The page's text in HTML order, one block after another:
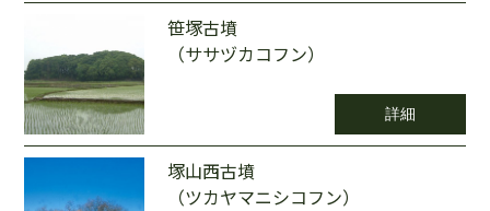
笹塚古墳
（ササヅカコフン）
詳細
塚山西古墳
（ツカヤマニシコフン）